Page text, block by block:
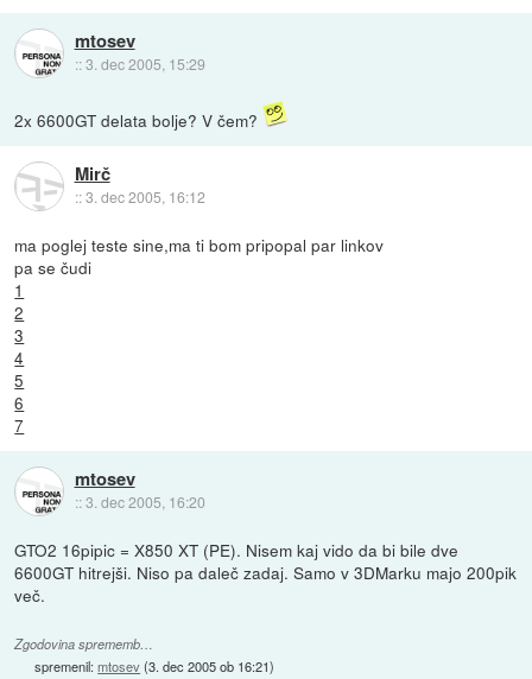
mtosev
::3. dec 2005, 15:29
2x 6600GT delata bolje? V čem?
Mirč
::3. dec 2005, 16:12
ma poglej teste sine,ma ti bom pripopal par linkov
pa se čudi
1
2
3
4
5
6
7
mtosev
::3. dec 2005, 16:20
GTO2 16pipic = X850 XT (PE). Nisem kaj vido da bi bile dve
6600GT hitrejši. Niso pa daleč zadaj. Samo v 3DMarku majo 200pik
več.
Zgodovina sprememb…
spremenil:mtosev(3. dec 2005 ob 16:21)